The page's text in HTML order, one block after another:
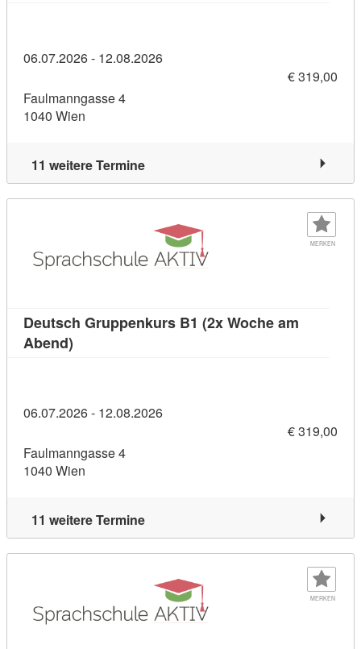
06.07.2026 - 12.08.2026
€ 319,00
Faulmanngasse 4
1040 Wien
11 weitere Termine
MERKEN
Deutsch Gruppenkurs B1 (2x Woche am
Abend)
06.07.2026 - 12.08.2026
€ 319,00
Faulmanngasse 4
1040 Wien
11 weitere Termine
MERKEN